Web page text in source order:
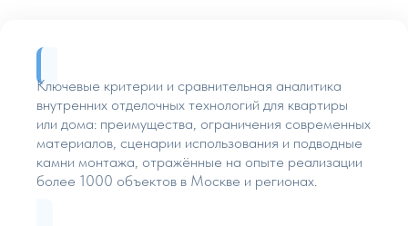
Ключевые критерии и сравнительная аналитика
внутренних отделочных технологий для квартиры
или дома: преимущества, ограничения современных
материалов, сценарии использования и подводные
камни монтажа, отражённые на опыте реализации
более 1000 объектов в Москве и регионах.